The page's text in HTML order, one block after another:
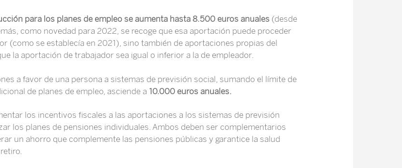
para los planes de empleo se aumenta hasta 8.500 euros anuales(desde
como novedad para 2022, se recoge que esa aportación puede proceder
(como se establecía en 2021), sino también de aportaciones propias del
la aportación de trabajador sea igual o inferior a la de empleador.
a favor de una persona a sistemas de previsión social, sumando el límite de
de planes de empleo, asciende a 10.000 euros anuales.
los incentivos fiscales a las aportaciones a los sistemas de previsión
los planes de pensiones individuales. Ambos deben ser complementarios
un ahorro que complemente las pensiones públicas y garantice la salud